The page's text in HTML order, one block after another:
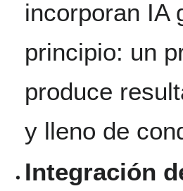
incorporan IA
principio: un
produce
y lleno de
Integración